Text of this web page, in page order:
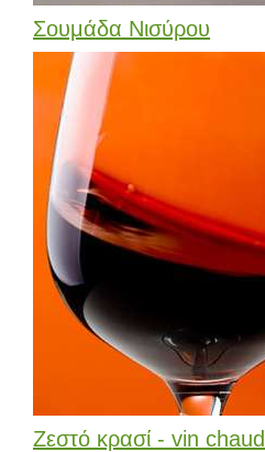
Σουμάδα Νισύρου
Ζεστό κρασί - vin chaud